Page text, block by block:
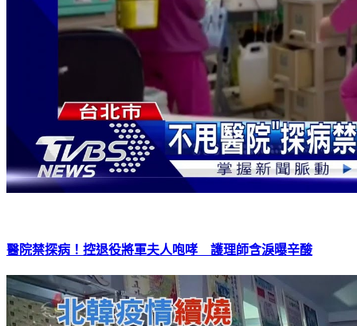
醫院禁探病！控退役將軍夫人咆哮 護理師含淚曝辛酸